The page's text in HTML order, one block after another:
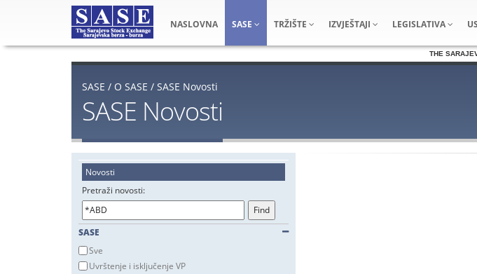
NASLOVNA SASE TRŽIŠTE IZVJEŠTAJI LEGISLATIVA
THE
SASE / O SASE / SASE Novosti
SASE Novosti
Novosti
Pretraži novosti:
SASE
Sve
Uvrštenje i isključenje VP